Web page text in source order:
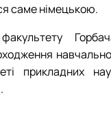
саме німецькою.
прикладних